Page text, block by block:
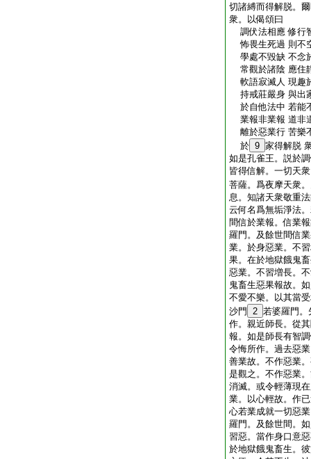
切諸縛而得解脱。
衆。以偈頌曰
調伏法相應 修行
怖畏生死過 則不
學處不毀缺 不念
常觀於諸陰 應住
軟語寂滅人 現趣
持戒莊嚴身 與出
於自他法中 若能
業報非業報 道非
離於惡業行 苦樂
於 9 家得解脱
如是孔雀王。説於
皆得信解。一切天
菩薩。爲夜摩天衆
息。知諸天衆敬重
云何名爲無垢淨法
間信於業報。信業
羅門。及餘世間信
業。於身惡業。不
果。在於地獄餓鬼
惡業。不習増長。
鬼畜生惡果報故。
不愛不樂。以其當
沙門
2 若婆羅門。
作。親近師長。從
報。如是師長有智
令悔所作。過去惡
善業故。不作惡業
是觀之。不作惡業
消滅。或令輕薄現
業。以心輕故。作
心若業成就一切惡
羅門。及餘世間。
習惡。當作身口意
於地獄餓鬼畜生。